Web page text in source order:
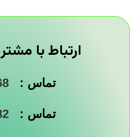
ارتباط با
تماس :
تماس :